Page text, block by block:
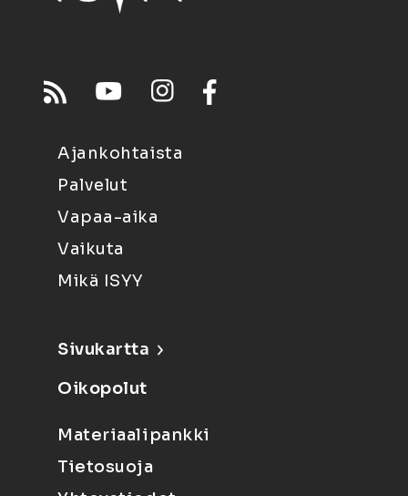
Ajankohtaista
Palvelut
Vapaa-aika
Vaikuta
Mikä ISYY
Sivukartta
Oikopolut
Materiaalipankki
Tietosuoja